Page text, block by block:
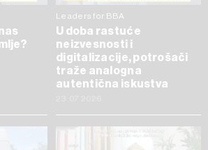
Leaders for BBA
U doba rastuće
neizvesnosti i
digitalizacije, potrošači
traže analogna
autentična iskustva